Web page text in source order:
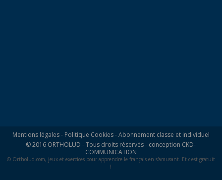
Mentions légales- Politique Cookies-Abonnement classe et individuel
© 2016 ORTHOLUD - Tous droits réservés - conception CKD-
COMMUNICATION
© Ortholud.com, jeux et exercices pour apprendre le français en s'amusant. Et c'est gratuit
!